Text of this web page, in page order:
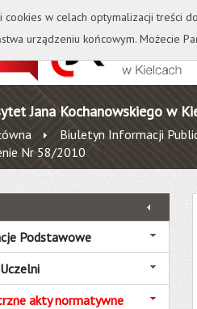
Kontakt Biblioteka
Jana Kochanowskiego w
Biuletyn Informacji
Nr 58/2010
Podstawowe
akty normatywne
w celach optymalizacji treści
urządzeniu końcowym. Możecie